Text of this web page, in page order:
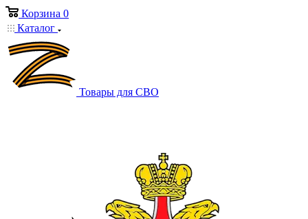
Корзина 0
Каталог
Товары для СВО